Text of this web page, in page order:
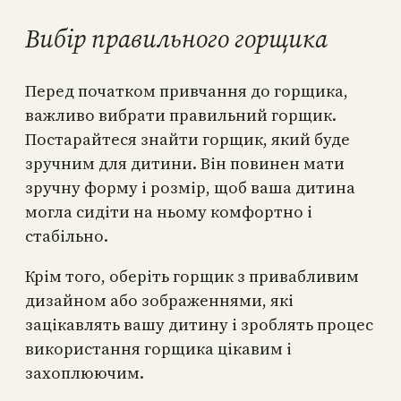
Вибір правильного горщика
Перед початком привчання до горщика,
важливо вибрати правильний горщик.
Постарайтеся знайти горщик, який буде
зручним для дитини. Він повинен мати
зручну форму і розмір, щоб ваша дитина
могла сидіти на ньому комфортно і
стабільно.
Крім того, оберіть горщик з привабливим
дизайном або зображеннями, які
зацікавлять вашу дитину і зроблять процес
використання горщика цікавим і
захоплюючим.